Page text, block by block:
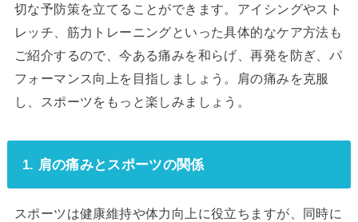
切な予防策を立てることができます。アイシングやスト
レッチ、筋力トレーニングといった具体的なケア方法も
ご紹介するので、今ある痛みを和らげ、再発を防ぎ、パ
フォーマンス向上を目指しましょう。肩の痛みを克服
し、スポーツをもっと楽しみましょう。
1. 肩の痛みとスポーツの関係
スポーツは健康維持や体力向上に役立ちますが、同時に